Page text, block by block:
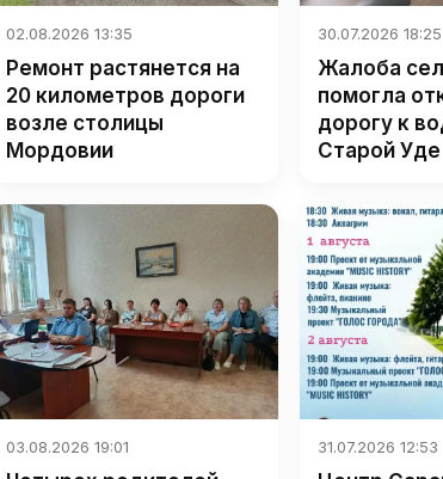
02.08.2026 13:35
Ремонт растянется на
20 километров дороги
возле столицы
Мордовии
30.07.2026 18:25
Жалоба
помогла
дорогу к
Старой Уде
03.08.2026 19:01 31.07.2026 12:53